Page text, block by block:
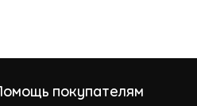
покупателям